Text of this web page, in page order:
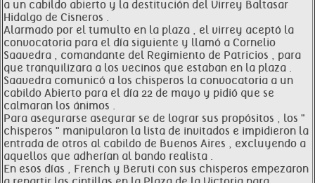
a un cabildo abierto y la destitución del Virrey Baltasar
Hidalgo de Cisneros .
Alarmado por el tumulto en la plaza , el virrey aceptó la
convocatoria para el día siguiente y llamó a Cornelio
Saavedra , comandante del Regimiento de Patricios , para
que tranquilizara a los vecinos que estaban en la plaza .
Saavedra comunicó a los chisperos la convocatoria a un
cabildo Abierto para el día 22 de mayo y pidió que se
calmaran los ánimos .
Para asegurarse asegurar se de lograr sus propósitos , los "
chisperos " manipularon la lista de invitados e impidieron la
entrada de otros al cabildo de Buenos Aires , excluyendo a
aquellos que adherían al bando realista .
En esos días , French y Beruti con sus chisperos empezaron